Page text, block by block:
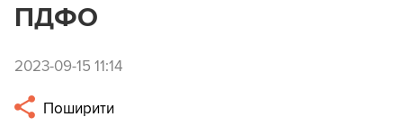
ПДФО
2023-09-15 11:14
Поширити